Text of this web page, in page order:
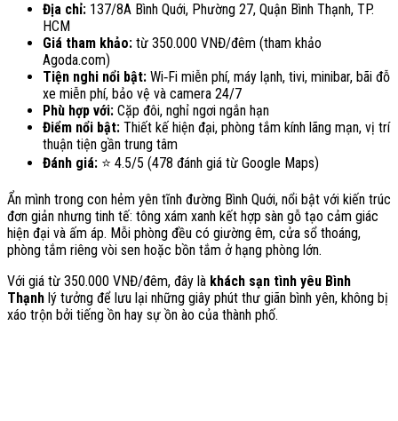
Địa chỉ: 137/8A Bình Quới, Phường 27, Quận Bình Thạnh, TP.
HCM
Giá tham khảo: từ 350.000 VNĐ/đêm (tham khảo
Agoda.com)
Tiện nghi nổi bật: Wi‑Fi miễn phí, máy lạnh, tivi, minibar, bãi đỗ
xe miễn phí, bảo vệ và camera 24/7
Phù hợp với: Cặp đôi, nghỉ ngơi ngắn hạn
Điểm nổi bật: Thiết kế hiện đại, phòng tắm kính lãng mạn, vị trí
thuận tiện gần trung tâm
Đánh giá: ⭐ 4.5/5 (478 đánh giá từ Google Maps)
Ẩn mình trong con hẻm yên tĩnh đường Bình Quới, nổi bật với kiến trúc
đơn giản nhưng tinh tế: tông xám xanh kết hợp sàn gỗ tạo cảm giác
hiện đại và ấm áp. Mỗi phòng đều có giường êm, cửa sổ thoáng,
phòng tắm riêng vòi sen hoặc bồn tắm ở hạng phòng lớn.
Với giá từ 350.000 VNĐ/đêm, đây là khách sạn tình yêu Bình
Thạnh lý tưởng để lưu lại những giây phút thư giãn bình yên, không bị
xáo trộn bởi tiếng ồn hay sự ồn ào của thành phố.